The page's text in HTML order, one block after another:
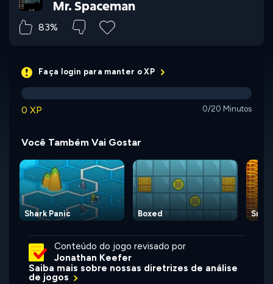
Mr. Spaceman
83%
Faça login para manter o XP
0 XP 0/20 Minutos
Você Também Vai Gostar
Shark Panic Boxed
Conteúdo do jogo revisado por
Jonathan Keefer
Saiba mais sobre nossas diretrizes de análise
de jogos